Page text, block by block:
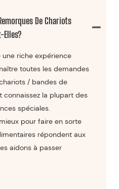
De Chariots
une riche expérience
toutes les demandes
/ bandes de
connaissez la plupart des
spéciales.
pour faire en sorte
répondent aux
aidons à passer